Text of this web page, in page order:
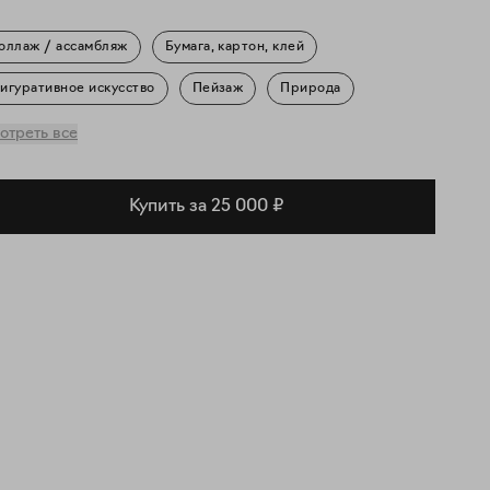
/ ассамбляж Бумага, картон, клей
искусство Пейзаж Природа
все
Купить за 25 000 ₽